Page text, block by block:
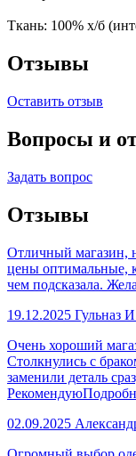
Ткань: 100% х/б
Отзывы
Оставить отзыв
Вопросы и
Задать вопрос
Отзывы
Отличный магазин,
цены оптимальные,
чем подсказала.
19.12.2025 Гульназ
Очень хороший
Столкнулись с
заменили деталь
Рекомендую
02.09.2025